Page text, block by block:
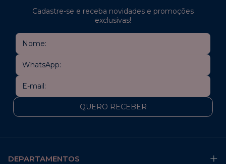
Cadastre-se e receba novidades e promoções
exclusivas!
DEPARTAMENTOS